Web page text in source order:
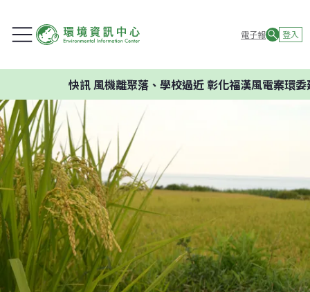
電子報 登入
風機離聚落、學校過近 彰化福漢風電案環委建議不